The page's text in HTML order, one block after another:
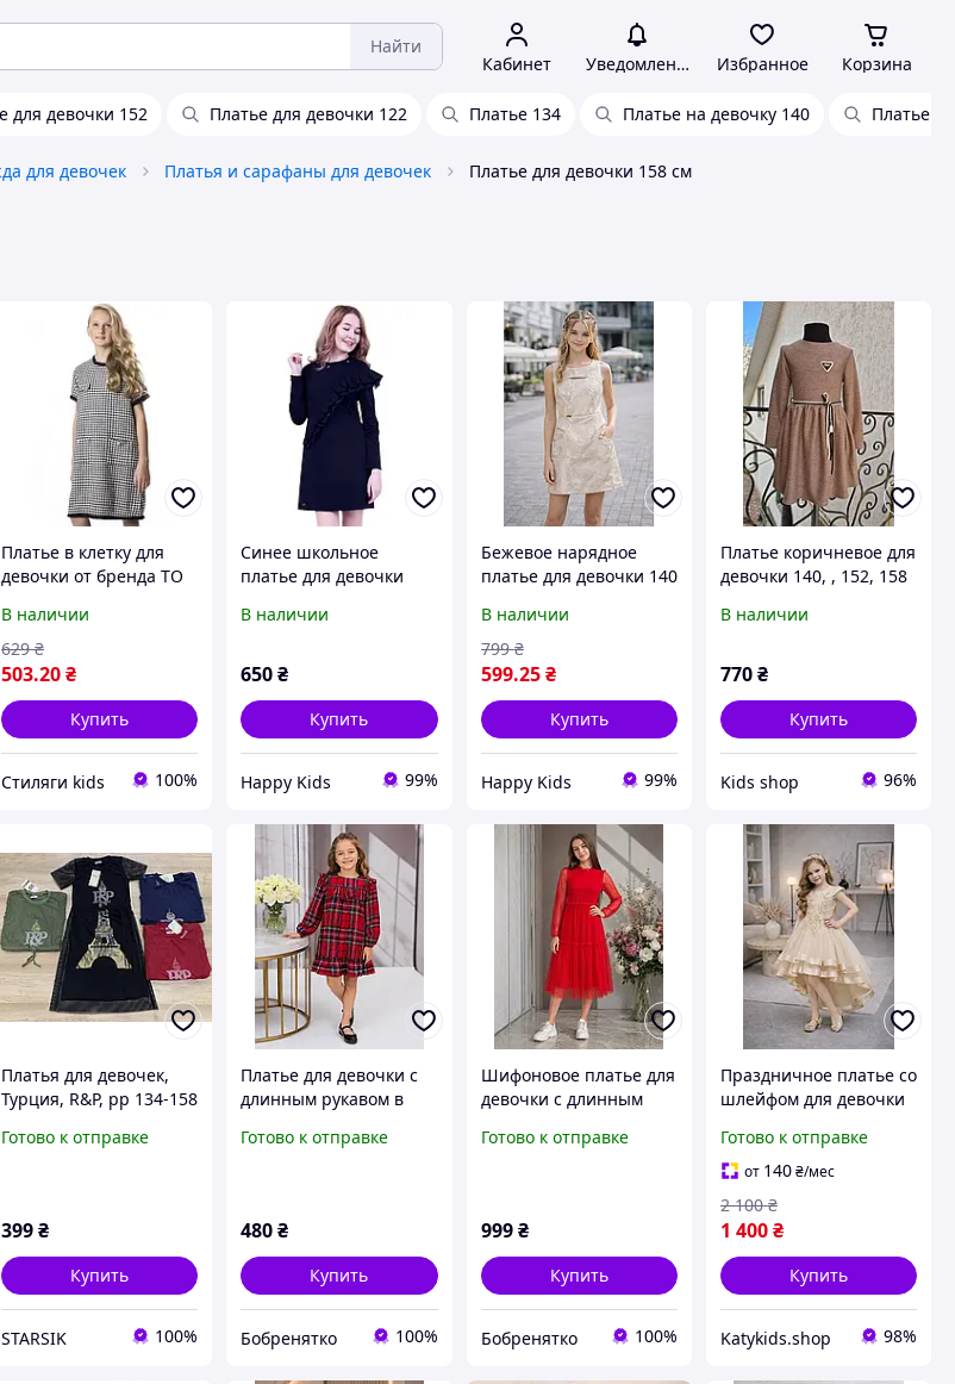
Найти
Кабинет Уведомления Избранное Корзина
для девочки 152 Платье для девочки 122 Платье 134 Платье на девочку 140 Платье
для девочек Платья и сарафаны для девочек Платье для девочки 158 см
Платье в клетку для
девочки от бренда TO
В наличии
503.20₴
629 ₴
Купить
Стиляги kids 100%
Синее школьное
платье для девочки
Suzie
В наличии
650₴
Купить
Happy Kids 99%
Бежевое нарядное
платье для девочки 140
SuzieSuzie
В наличии
599.25 ₴
799 ₴
Купить
Happy Kids 99%
Платье коричневое для
девочки 140, , 152, 158
В наличии
770₴
Купить
Kids shop 96%
Платья для девочек,
Турция, R&P, рр 134-158
Готово к отправке
399₴
Купить
STARSIK 100%
Платье для девочки с
длинным рукавом в
134, 140-146, 158-164
Готово к отправке
480₴
Купить
Бобренятко 100%
Шифоновое платье для
девочки с длинным
Готово к отправке
999 ₴
Купить
Бобренятко 100%
Праздничное платье со
шлейфом для девочки
р.160 см
Готово к отправке
от 140₴/мес
1 400₴
2 100 ₴
Купить
Katykids.shop 98%